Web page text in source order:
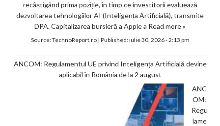
recâștigând prima poziție, în timp ce investitorii evaluează
dezvoltarea tehnologiilor AI (Inteligența Artificială), transmite
DPA. Capitalizarea bursieră a Apple a Read more »
Source:TechnoReport.ro| Published:iulie 30, 2026 - 2:13 pm
ANCOM: Regulamentul UE privind Inteligența Artificială devine
aplicabil în România de la 2 august
ANC
OM:
Regu
lame